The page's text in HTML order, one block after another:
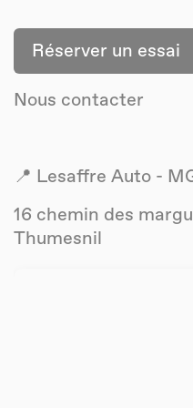
Réserver un essai
Nous contacter
📍 Lesaffre Auto -
16 chemin des
Thumesnil